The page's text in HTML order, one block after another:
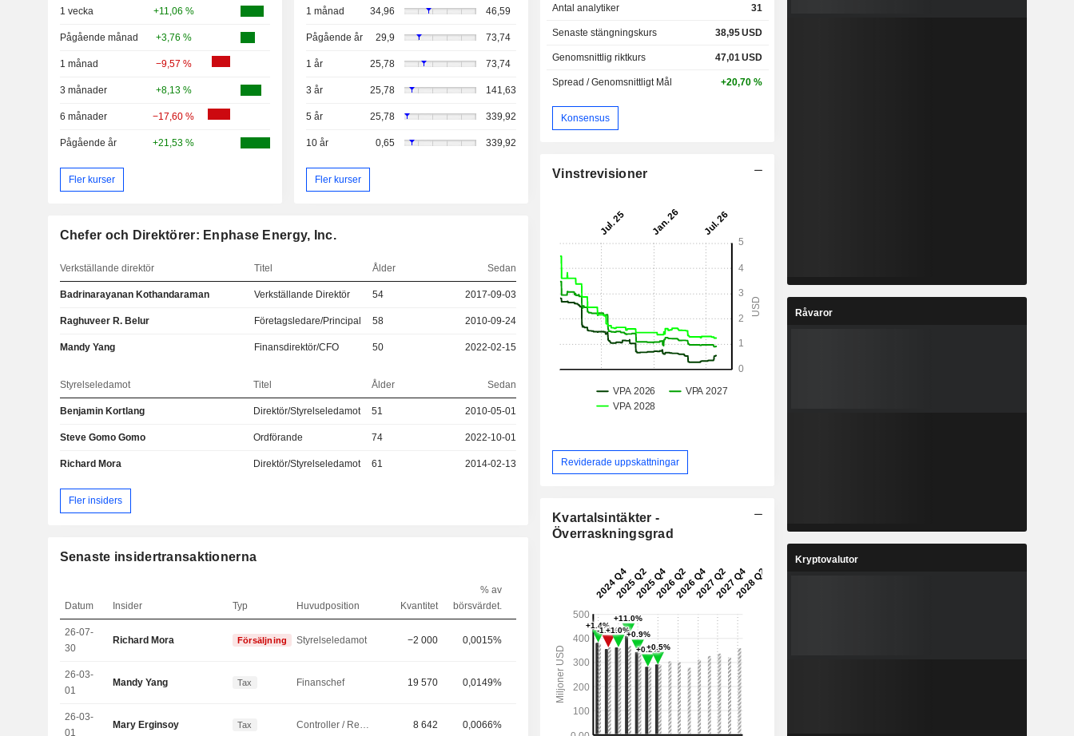
1 vecka +11,06 %
Pågående månad +3,76 %
1 månad −9,57 %
3 månader +8,13 %
6 månader −17,60 %
Pågående år +21,53 %
Fler kurser
1 månad 34,96 46,59
Pågående år 29,9 73,74
1 år 25,78 73,74
3 år 25,78 141,63
5 år 25,78 339,92
10 år 0,65 339,92
Fler kurser
Chefer och Direktörer: Enphase Energy, Inc.
Verkställande direktör Titel Ålder Sedan
Badrinarayanan Kothandaraman Verkställande Direktör 54 2017-09-03
Raghuveer R. Belur Företagsledare/Principal 58 2010-09-24
Mandy Yang Finansdirektör/CFO 50 2022-02-15
Styrelseledamot Titel Ålder Sedan
Benjamin Kortlang Direktör/Styrelseledamot 51 2010-05-01
Steve Gomo Gomo Ordförande 74 2022-10-01
Richard Mora Direktör/Styrelseledamot 61 2014-02-13
Fler insiders
Senaste insidertransaktionerna
Datum Insider Typ Huvudposition Kvantitet
% av
börsvärdet.
26-07-
30
Richard Mora Försäljning Styrelseledamot −2 000 0,0015%
26-03-
01
Mandy Yang Tax Finanschef 19 570 0,0149%
26-03-
01
Mary Erginsoy Tax 8 642 0,0066%
Antal analytiker 31
Senaste stängningskurs 38,95USD
Genomsnittlig riktkurs 47,01USD
Spread / Genomsnittligt Mål +20,70 %
Konsensus
Vinstrevisioner
Reviderade uppskattningar
Kvartalsintäkter -
Överraskningsgrad
Råvaror
Kryptovalutor